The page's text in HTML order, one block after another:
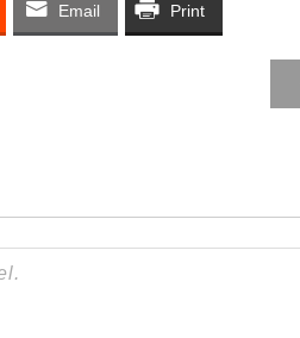
Email Print